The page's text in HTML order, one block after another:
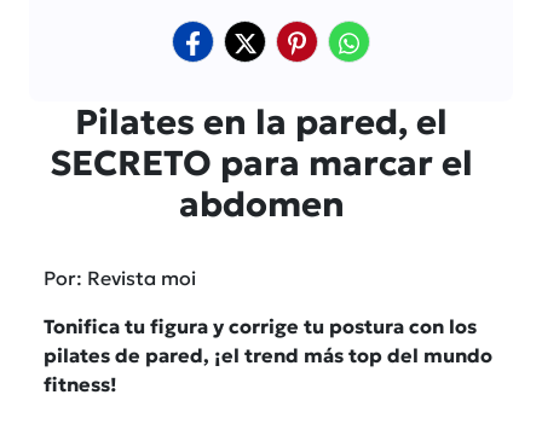
Pilates en la pared, el
SECRETO para marcar el
abdomen
Por: Revista moi
Tonifica tu figura y corrige tu postura con los
pilates de pared, ¡el trend más top del mundo
fitness!